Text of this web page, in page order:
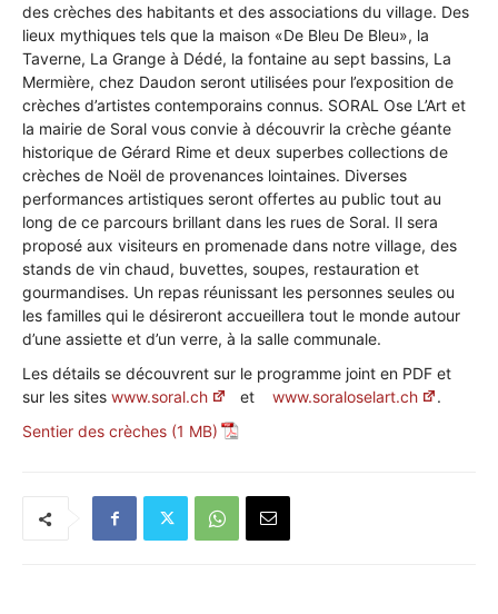
Canton
Genève
des crèches des habitants et des associations du village. Des
lieux mythiques tels que la maison «De Bleu De Bleu», la
Taverne, La Grange à Dédé, la fontaine au sept bassins, La
Mermière, chez Daudon seront utilisées pour l’exposition de
crèches d’artistes contemporains connus. SORAL Ose L’Art et
la mairie de Soral vous convie à découvrir la crèche géante
historique de Gérard Rime et deux superbes collections de
crèches de Noël de provenances lointaines. Diverses
performances artistiques seront offertes au public tout au
long de ce parcours brillant dans les rues de Soral. Il sera
proposé aux visiteurs en promenade dans notre village, des
stands de vin chaud, buvettes, soupes, restauration et
gourmandises. Un repas réunissant les personnes seules ou
les familles qui le désireront accueillera tout le monde autour
d’une assiette et d’un verre, à la salle communale.
Les détails se découvrent sur le programme joint en PDF et
sur les sites www.soral.ch et www.soraloselart.ch
.
Sentier des crèches